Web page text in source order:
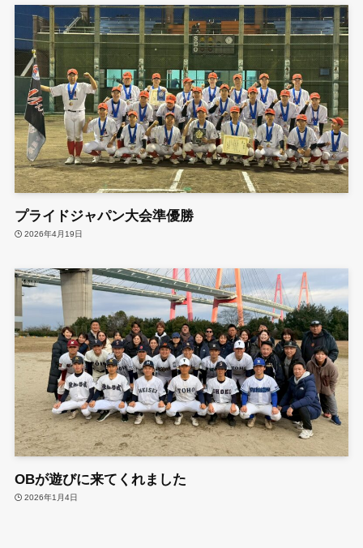
プライドジャパン大会準優勝
2026年4月19日
OBが遊びに来てくれました
2026年1月4日